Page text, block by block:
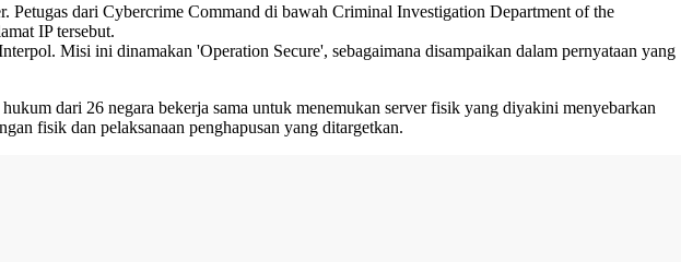
. Petugas dari Cybercrime Command di bawah Criminal Investigation Department of the
IP tersebut.
Misi ini dinamakan 'Operation Secure', sebagaimana disampaikan dalam pernyataan yang
dari 26 negara bekerja sama untuk menemukan server fisik yang diyakini menyebarkan
fisik dan pelaksanaan penghapusan yang ditargetkan.